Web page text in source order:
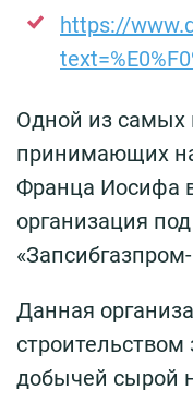
https://
Одной из самых
принимающих
Франца Иосифа в
организация
Данная
добычей сырой